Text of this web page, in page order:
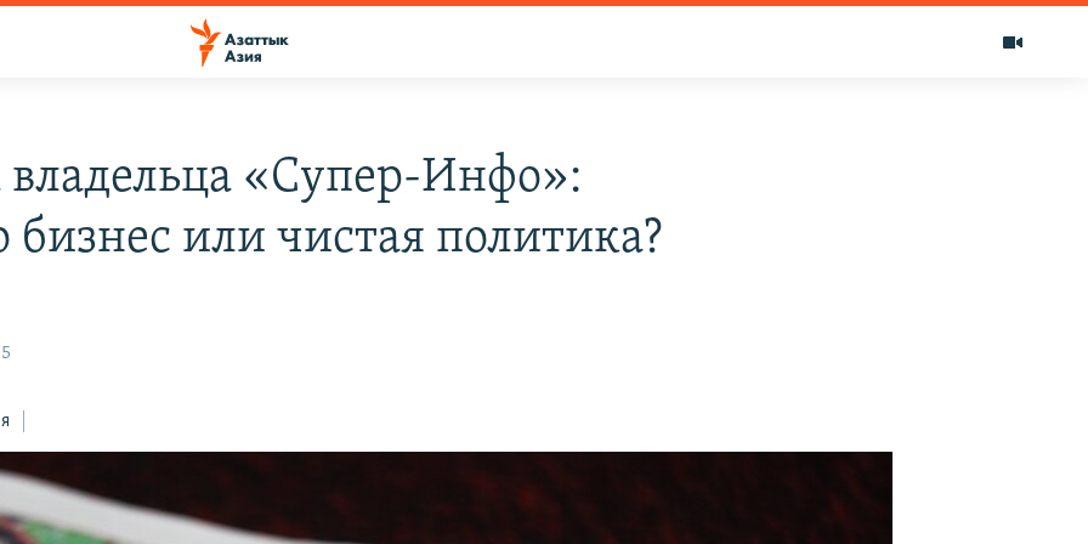
«Супер-Инфо»:
бизнес или чистая политика?